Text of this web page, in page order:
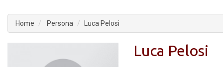
Home Persona Luca Pelosi
Luca Pelosi